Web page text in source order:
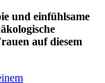
und einfühlsame
auf diesem